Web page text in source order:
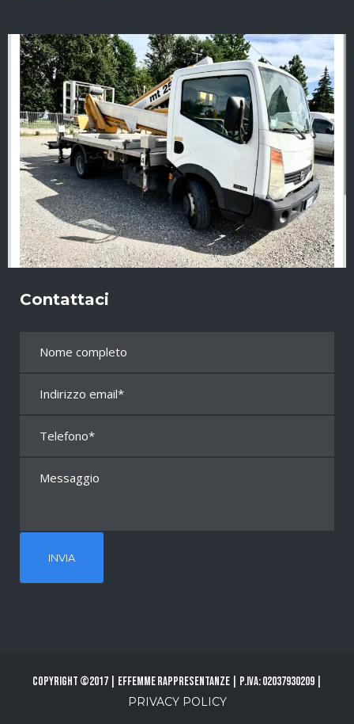
Contattaci
Copyright ©2017 | Effemme Rappresentanze | P.Iva: 02037930209 |
PRIVACY POLICY